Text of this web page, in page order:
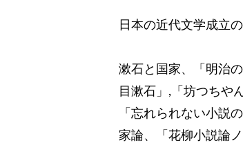
日本の近代文学成立
漱石と国家、「明治
目漱石」,「坊つちや
「忘れられない小説
家論、「花柳小説論